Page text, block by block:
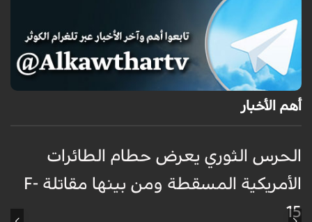
أهم الأخبار
الحرس الثوري يعرض حطام الطائرات
الأمريكية المسقطة ومن بينها مقاتلة F-
15